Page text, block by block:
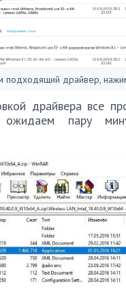
подходящий драйвер,
драйвера все
ожидаем пару